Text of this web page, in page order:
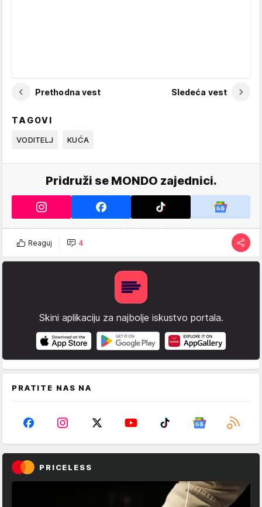
Prethodna vest Sledeća vest
TAGOVI
VODITELJ KUĆA
Pridruži se MONDO zajednici.
Reaguj 4
Skini aplikaciju za najbolje iskustvo portala.
PRATITE NAS NA
PRICELESS